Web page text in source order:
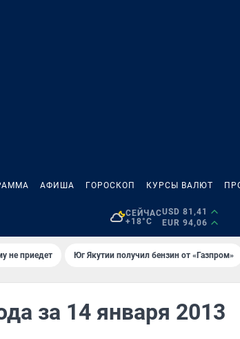
АФИША ГОРОСКОП КУРСЫ ВАЛЮТ
СЕЙЧАС
+18°C
USD 81,41
EUR 94,06
не приедет Юг Якутии получил бензин от «Газпром»
за 14 января 2013